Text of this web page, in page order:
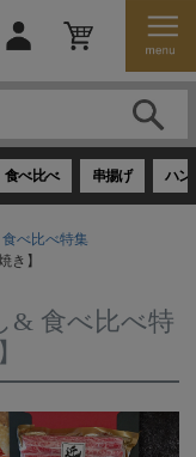
食べ比べ 串揚げ ハン
べ比べ特集
き】
& 食べ比べ特